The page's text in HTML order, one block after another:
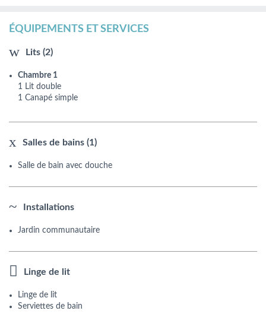
ÉQUIPEMENTS ET SERVICES
Lits (2)
Chambre 1
1 Lit double
1 Canapé simple
Salles de bains (1)
Salle de bain avec douche
Installations
Jardin communautaire
Linge de lit
Linge de lit
Serviettes de bain